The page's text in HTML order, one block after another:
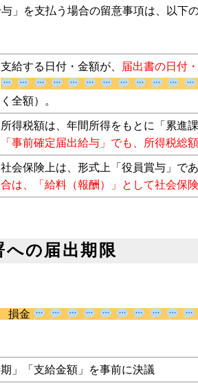
支給する日付・金額が、届出書の日付
なく全額）。
所得税額は、年間所得をもとに「累進
「事前確定届出給与」でも、所得税総
社会保険上は、形式上「役員賞与」で